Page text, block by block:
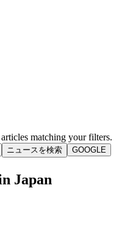
matching your filters.
ニュースを検索 GOOGLE
Japan